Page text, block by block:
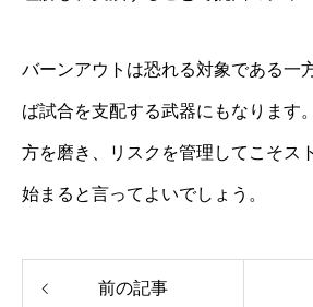
バーンアウトは恐れる対象である一
ば試合を支配する武器にもなります
方を磨き、リスクを管理してこそス
始まると言ってよいでしょう。
前の記事